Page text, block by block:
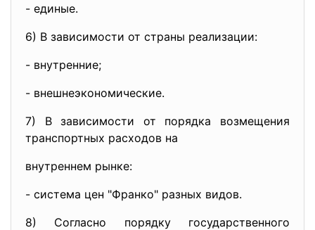
- единые.
6) В зависимости от страны реализации:
- внутренние;
- внешнеэкономические.
7) В зависимости от порядка возмещения
транспортных расходов на
внутреннем рынке:
- система цен "Франко" разных видов.
8) Согласно порядку государственного